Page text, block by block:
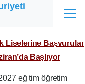
Menü
Liselerine Başvurular
Başlıyor
eğitim öğretim